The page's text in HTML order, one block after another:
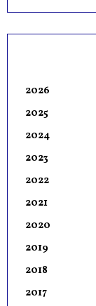
2026
2025
2024
2023
2022
2021
2020
2019
2018
2017